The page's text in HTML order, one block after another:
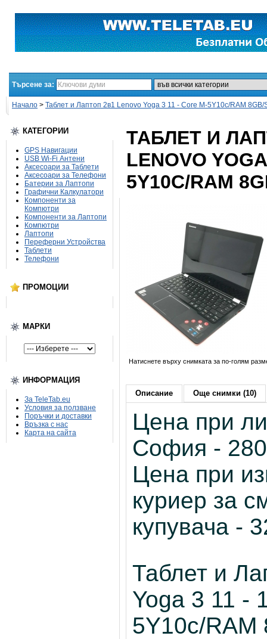
Търсене за:
Начало > Таблет и Лаптоп 2в1 Lenovo Yoga 3 11 - Core M-5Y10c/RAM 8GB/
КАТЕГОРИИ
GPS Навигации
USB Wi-Fi Антени
Аксесоари за Таблети
Аксесоари за Телефони
Батерии за Лаптопи
Графични Калкулатори
Компоненти за
Компютри
Компоненти за Лаптопи
Компютри
Лаптопи
Переферни Устройства
Таблети
Телефони
ПРОМОЦИИ
МАРКИ
ИНФОРМАЦИЯ
За TeleTab.eu
Условия за ползване
Поръчки и доставки
Връзка с нас
Карта на сайта
ТАБЛЕТ И
LENOVO
5Y10C/RAM
Натиснете върху снимката за по-голям
Описание Още снимки (10)
Цена при
София -
Цена при
куриер за
купувача -
Таблет и
Yoga 3 11 -
5Y10c/RAM